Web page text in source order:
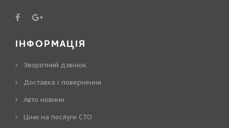
ІНФОРМАЦІЯ
Зворотний дзвінок
Доставка і повернення
Авто новини
Ціни на послуги СТО